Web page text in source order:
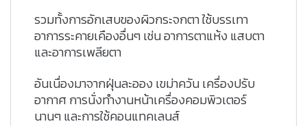
รวมทั้งการอักเสบของผิวกระจกตา ใช้บรรเทา
อาการระคายเคืองอื่นๆ เช่น อาการตาแห้ง แสบตา
และอาการเพลียตา
อันเนื่องมาจากฝุ่นละออง เขม่าควัน เครื่องปรับ
อากาศ การนั่งทำงานหน้าเครื่องคอมพิวเตอร์
นานๆ และการใช้คอนแทคเลนส์